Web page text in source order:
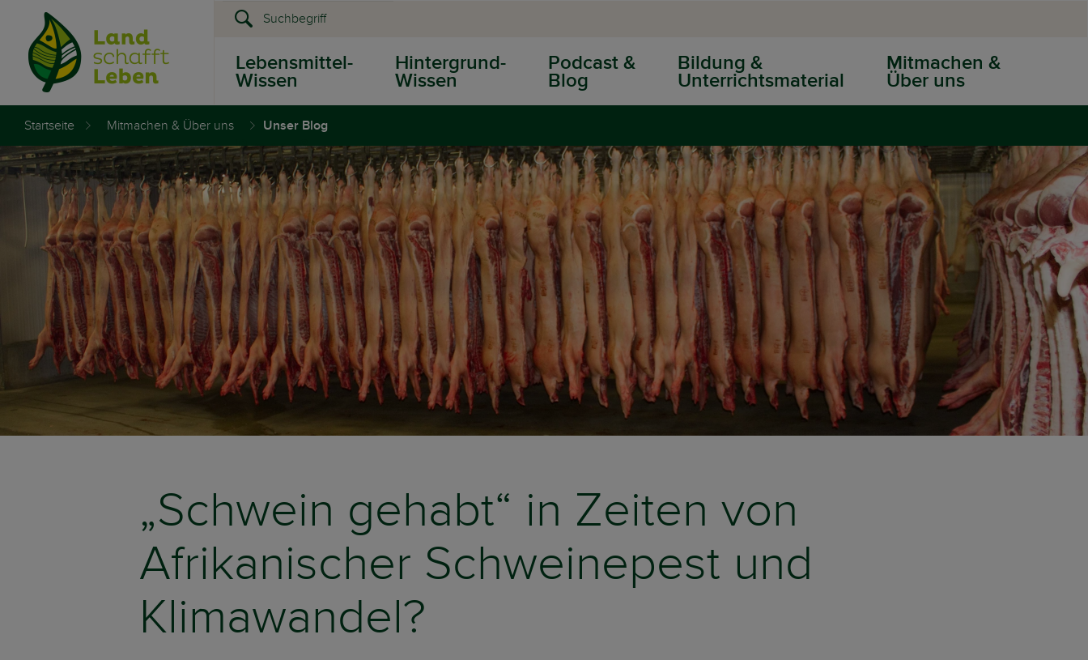
Lebensmittel-
Wissen
Hintergrund-
Wissen
Podcast &
Blog
Bildung &
Unterrichtsmaterial
Mitmachen &
Über uns
Presse &
Events
Startseite Mitmachen & Über uns Unser Blog
„Schwein gehabt“ in Zeiten von
Afrikanischer Schweinepest und
Klimawandel?